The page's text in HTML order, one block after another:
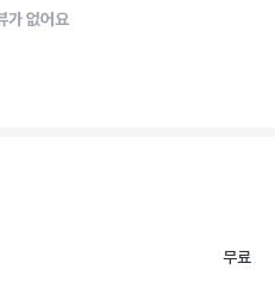
가 없어요
무료